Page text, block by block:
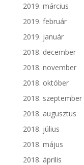
2019. március
2019. február
2019. január
2018. december
2018. november
2018. október
2018. szeptember
2018. augusztus
2018. július
2018. május
2018. április